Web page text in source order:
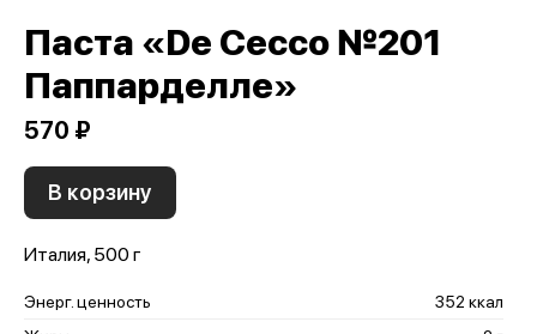
Паста «De Cecco №201
Паппарделле»
570 ₽
В корзину
Италия, 500 г
Энерг. ценность
352 ккал